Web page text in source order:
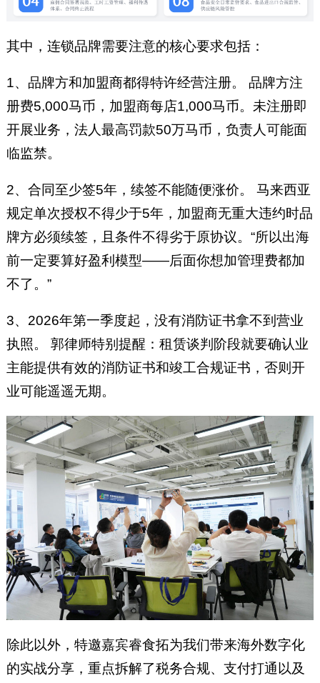
其中，连锁品牌需要注意的核心要求包括：
1、品牌方和加盟商都得特许经营注册。 品牌方注
册费5,000马币，加盟商每店1,000马币。未注册即
开展业务，法人最高罚款50万马币，负责人可能面
临监禁。
2、合同至少签5年，续签不能随便涨价。 马来西亚
规定单次授权不得少于5年，加盟商无重大违约时品
牌方必须续签，且条件不得劣于原协议。“所以出海
前一定要算好盈利模型——后面你想加管理费都加
不了。”
3、2026年第一季度起，没有消防证书拿不到营业
执照。 郭律师特别提醒：租赁谈判阶段就要确认业
主能提供有效的消防证书和竣工合规证书，否则开
业可能遥遥无期。
除此以外，特邀嘉宾睿食拓为我们带来海外数字化
的实战分享，重点拆解了税务合规、支付打通以及